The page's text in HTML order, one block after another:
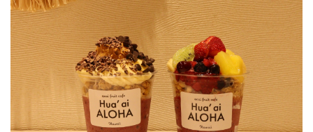
和食 わんぱく 福島ローカルグル
温泉 体験 名所
フィットネス・や
せたい
鍼灸・整体・リラ
クゼーション
まつ毛サロン
インテリア 食品・酒 生活を彩るモノ
趣味・スキルアッ
プ
保育園・こども園 子どもの習い事・
塾